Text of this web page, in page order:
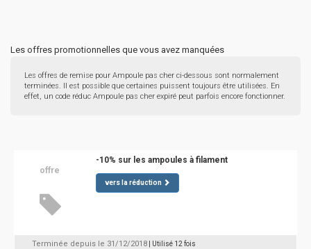
Les offres promotionnelles que vous avez manquées
Les offres de remise pour Ampoule pas cher ci-dessous sont normalement
terminées. Il est possible que certaines puissent toujours être utilisées. En
effet, un code réduc Ampoule pas cher expiré peut parfois encore fonctionner.
offre
-10% sur les ampoules à filament
vers la réduction
Terminée depuis le 31/12/2018 | Utilisé 12 fois